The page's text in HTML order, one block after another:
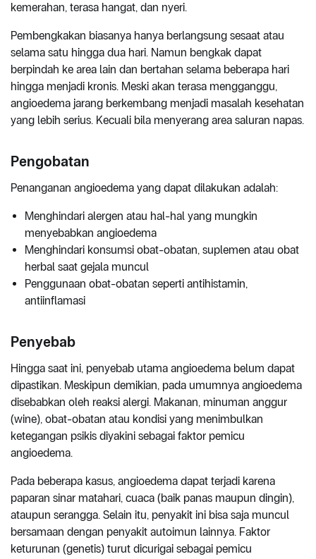
kemerahan, terasa hangat, dan nyeri.
Pembengkakan biasanya hanya berlangsung sesaat atau
selama satu hingga dua hari. Namun bengkak dapat
berpindah ke area lain dan bertahan selama beberapa hari
hingga menjadi kronis. Meski akan terasa mengganggu,
angioedema jarang berkembang menjadi masalah kesehatan
yang lebih serius. Kecuali bila menyerang area saluran napas.
Pengobatan
Penanganan angioedema yang dapat dilakukan adalah:
Menghindari alergen atau hal-hal yang mungkin
menyebabkan angioedema
Menghindari konsumsi obat-obatan, suplemen atau obat
herbal saat gejala muncul
Penggunaan obat-obatan seperti antihistamin,
antiinflamasi
Penyebab
Hingga saat ini, penyebab utama angioedema belum dapat
dipastikan. Meskipun demikian, pada umumnya angioedema
disebabkan oleh reaksi alergi. Makanan, minuman anggur
(wine), obat-obatan atau kondisi yang menimbulkan
ketegangan psikis diyakini sebagai faktor pemicu
angioedema.
Pada beberapa kasus, angioedema dapat terjadi karena
paparan sinar matahari, cuaca (baik panas maupun dingin),
ataupun serangga. Selain itu, penyakit ini bisa saja muncul
bersamaan dengan penyakit autoimun lainnya. Faktor
keturunan (genetis) turut dicurigai sebagai pemicu